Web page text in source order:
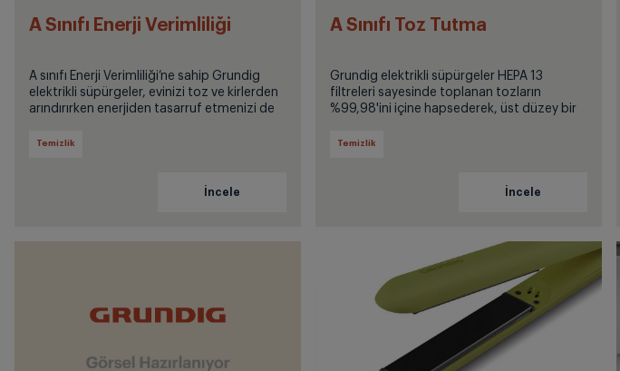
A Sınıfı Enerji Verimliliği
A sınıfı Enerji Verimliliği’ne sahip Grundig
elektrikli süpürgeler, evinizi toz ve kirlerden
arındırırken enerjiden tasarruf etmenizi de
Temizlik
A Sınıfı Toz Tutma
Grundig elektrikli süpürgeler HEPA 13
filtreleri sayesinde toplanan tozların
%99,98'ini içine hapsederek, üst düzey bir
kalitenizi artırır.
Temizlik